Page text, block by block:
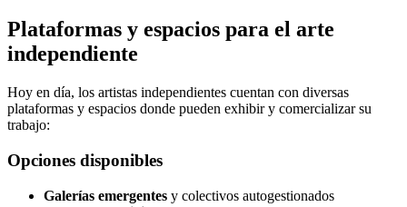
Plataformas y espacios para el arte
independiente
Hoy en día, los artistas independientes cuentan con diversas
plataformas y espacios donde pueden exhibir y comercializar su
trabajo:
Opciones disponibles
Galerías emergentes y colectivos autogestionados